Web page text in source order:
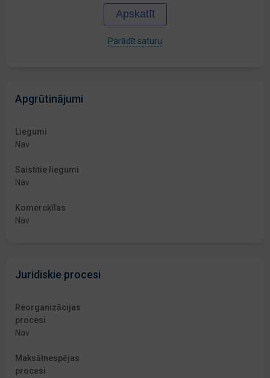
Apskatīt
Parādīt saturu
Apgrūtinājumi
Liegumi
Nav
Saistītie liegumi
Nav
Komercķīlas
Nav
Juridiskie procesi
Reorganizācijas
procesi
Nav
Maksātnespējas
procesi